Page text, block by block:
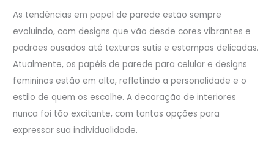
As tendências em papel de parede estão sempre
evoluindo, com designs que vão desde cores vibrantes e
padrões ousados até texturas sutis e estampas delicadas.
Atualmente, os papéis de parede para celular e designs
femininos estão em alta, refletindo a personalidade e o
estilo de quem os escolhe. A decoração de interiores
nunca foi tão excitante, com tantas opções para
expressar sua individualidade.